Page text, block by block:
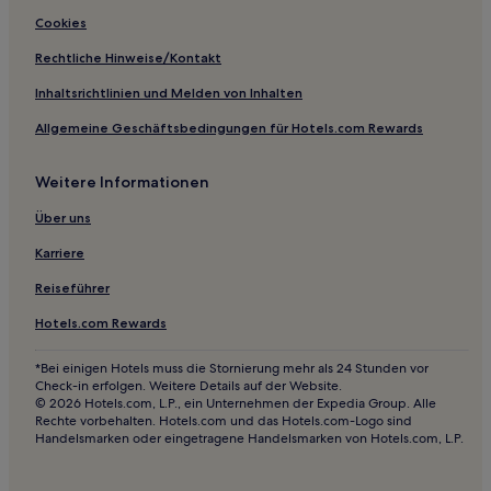
Luxus in Shuangliu
Luxus in Kreis Jiuzhaigou
Hotels mit Parkplatz in Kreis Jiuzhaigou
Günstige in Guangyuan
Familien in Emeishan
Hotels mit Parkplatz in Zigong
Haustierfreundliche in Chengdu
Hotels mit Fitnessbereich in Chengdu
Familien in Chengdu
Günstige in Yibin
4-Sterne-Hotels in Emeishan
3-Sterne-Hotels in Emeishan
Cookies
Rechtliche Hinweise/Kontakt
Inhaltsrichtlinien und Melden von Inhalten
Allgemeine Geschäftsbedingungen für Hotels.com Rewards
Weitere Informationen
Über uns
Karriere
Reiseführer
Hotels.com Rewards
*Bei einigen Hotels muss die Stornierung mehr als 24 Stunden vor
Check-in erfolgen. Weitere Details auf der Website.
© 2026 Hotels.com, L.P., ein Unternehmen der Expedia Group. Alle
Rechte vorbehalten. Hotels.com und das Hotels.com-Logo sind
Handelsmarken oder eingetragene Handelsmarken von Hotels.com, L.P.